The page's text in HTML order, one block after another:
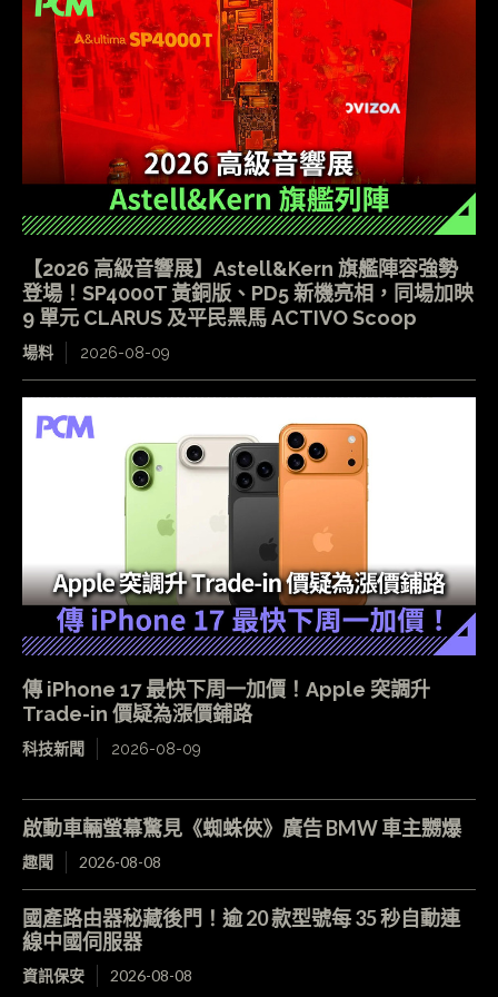
【2026 高級音響展】Astell&Kern 旗艦陣容強勢
登場！SP4000T 黃銅版、PD5 新機亮相，同場加映
9 單元 CLARUS 及平民黑馬 ACTIVO Scoop
場料 2026-08-09
傳 iPhone 17 最快下周一加價！Apple 突調升
Trade-in 價疑為漲價鋪路
科技新聞 2026-08-09
啟動車輛螢幕驚見《蜘蛛俠》廣告 BMW 車主嬲爆
趣聞 2026-08-08
國產路由器秘藏後門！逾 20 款型號每 35 秒自動連
線中國伺服器
資訊保安 2026-08-08